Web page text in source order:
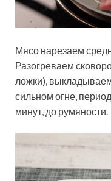
Мясо нарезаем
Разогреваем
ложки),
сильном огне,
минут, до румяности.